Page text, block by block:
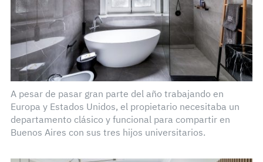
A pesar de pasar gran parte del año trabajando en
Europa y Estados Unidos, el propietario necesitaba un
departamento clásico y funcional para compartir en
Buenos Aires con sus tres hijos universitarios.